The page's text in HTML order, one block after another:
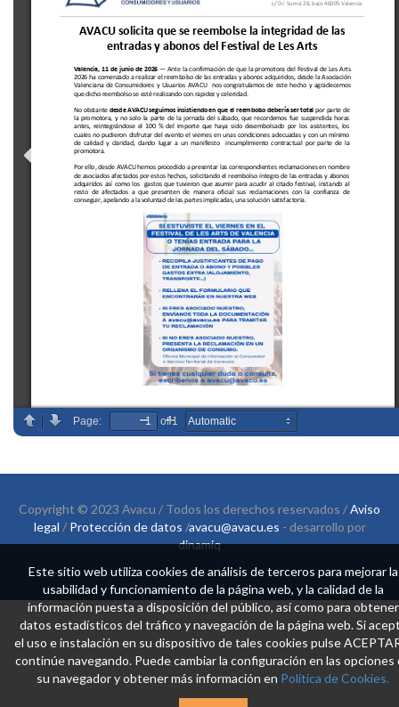
Copyright © 2023 Avacu / Todos los derechos reservados /Aviso
legal / Protección de datos /avacu@avacu.es - desarrollo por
dinamiq
Este sitio web utiliza cookies de análisis de terceros para mejorar la
usabilidad y funcionamiento de la página web, y la calidad de la
información puesta a disposición del público, así como para obtener
datos estadísticos del tráfico y navegación de la página web. Si
el uso e instalación en su dispositivo de tales cookies pulse
continúe navegando. Puede cambiar la configuración en las opciones
su navegador y obtener más información en Política de Cookies.